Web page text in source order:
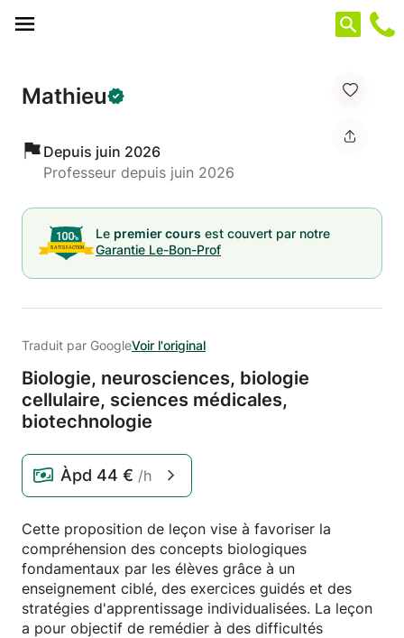
Mathieu
Depuis juin 2026
Professeur depuis juin 2026
Le premier cours est couvert par notre
Garantie Le-Bon-Prof
Traduit par GoogleVoir l'original
Biologie, neurosciences, biologie
cellulaire, sciences médicales,
biotechnologie
Àpd 44 € /h
Cette proposition de leçon vise à favoriser la
compréhension des concepts biologiques
fondamentaux par les élèves grâce à un
enseignement ciblé, des exercices guidés et des
stratégies d'apprentissage individualisées. La leçon
a pour objectif de remédier à des difficultés